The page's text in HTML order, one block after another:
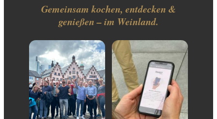
Gemeinsam kochen, entdecken &
genießen – im Weinland.